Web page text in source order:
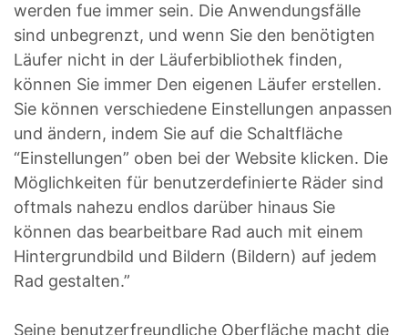
werden fue immer sein. Die Anwendungsfälle
sind unbegrenzt, und wenn Sie den benötigten
Läufer nicht in der Läuferbibliothek finden,
können Sie immer Den eigenen Läufer erstellen.
Sie können verschiedene Einstellungen anpassen
und ändern, indem Sie auf die Schaltfläche
“Einstellungen” oben bei der Website klicken. Die
Möglichkeiten für benutzerdefinierte Räder sind
oftmals nahezu endlos darüber hinaus Sie
können das bearbeitbare Rad auch mit einem
Hintergrundbild und Bildern (Bildern) auf jedem
Rad gestalten.”
Seine benutzerfreundliche Oberfläche macht die